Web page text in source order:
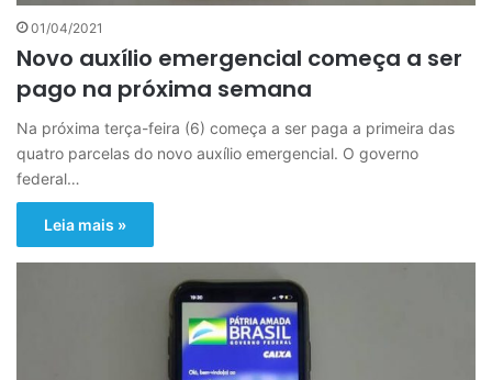
01/04/2021
Novo auxílio emergencial começa a ser
pago na próxima semana
Na próxima terça-feira (6) começa a ser paga a primeira das
quatro parcelas do novo auxílio emergencial. O governo
federal…
Leia mais »